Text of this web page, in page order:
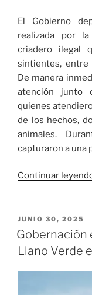
El Gobierno
realizada por
criadero ilegal
sintientes, entre
De manera
atención junto
quienes
de los hechos,
animales.
capturaron a una
Continuar
PUBLICADO
EL
JUNIO 30, 2025
Gobernación
Llano Verde